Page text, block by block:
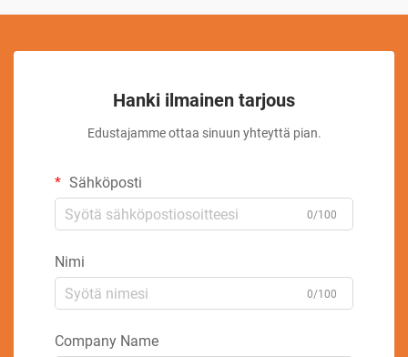
Hanki ilmainen tarjous
Edustajamme ottaa sinuun yhteyttä pian.
Sähköposti
0/100
Nimi
0/100
Company Name